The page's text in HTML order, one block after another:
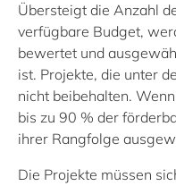
Übersteigt die Anzahl
verfügbare Budget,
bewertet und
ist. Projekte, die unter
nicht beibehalten.
bis zu 90 % der
ihrer Rangfolge
Die Projekte müssen